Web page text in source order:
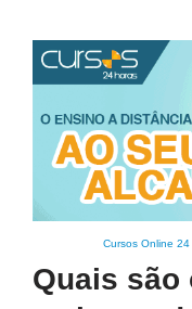
Cursos Online 24
Quais são